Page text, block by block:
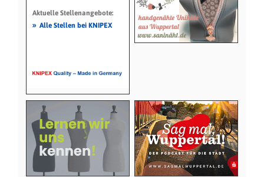
Aktuelle Stellenangebote:
» Alle Stellen bei KNIPEX